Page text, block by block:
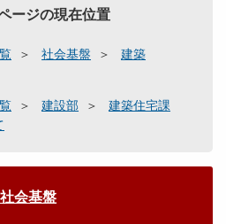
ージの現在位置
社会基盤
建築
建設部
建築住宅課
社会基盤